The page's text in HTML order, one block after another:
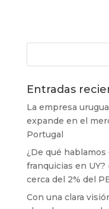
Entradas
La empresa
expande en el
Portugal
¿De qué
franquicias en
cerca del 2% del
Con una clara